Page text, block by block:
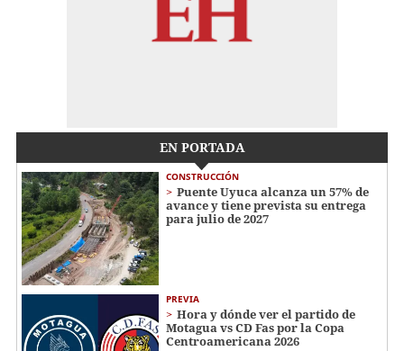
EN PORTADA
CONSTRUCCIÓN
Puente Uyuca alcanza un 57% de
avance y tiene prevista su entrega
para julio de 2027
PREVIA
Hora y dónde ver el partido de
Motagua vs CD Fas por la Copa
Centroamericana 2026